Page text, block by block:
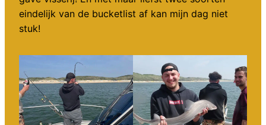
eindelijk van de bucketlist af kan mijn dag niet
stuk!